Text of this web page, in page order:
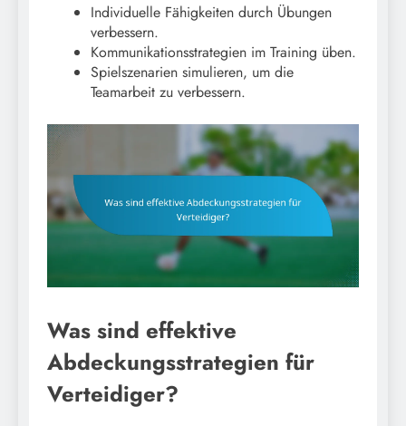
Individuelle Fähigkeiten durch Übungen
verbessern.
Kommunikationsstrategien im Training üben.
Spielszenarien simulieren, um die
Teamarbeit zu verbessern.
Was sind effektive
Abdeckungsstrategien für
Verteidiger?